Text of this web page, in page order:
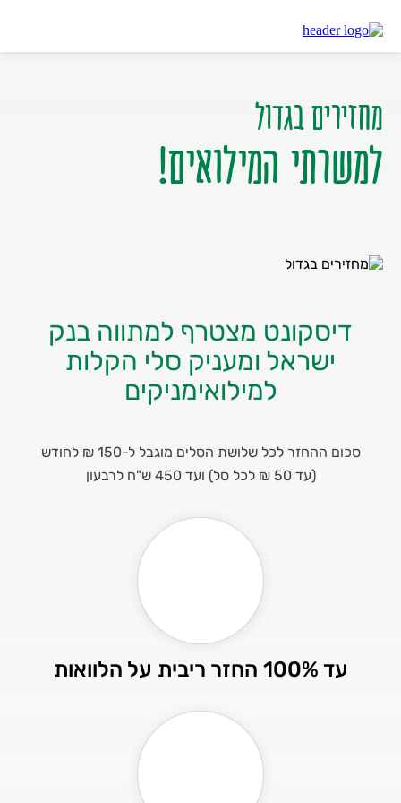
דיסקונט הטבות למילואימניקים – מתווה בנק ישראל
מחזירים בגדול
למשרתי המילואים!
דיסקונט מצטרף למתווה בנק
ישראל ומעניק סלי הקלות
למילואימניקים
סכום ההחזר לכל שלושת הסלים מוגבל ל-150 ₪ לחודש
(עד 50 ₪ לכל סל) ועד 450 ש"ח לרבעון
עד 100% החזר ריבית על הלוואות